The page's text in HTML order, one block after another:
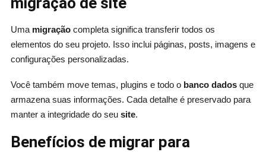
Uma migraçãocompleta significa transferir todos os
elementos do seu projeto. Isso inclui páginas, posts, imagens e
configurações personalizadas.
Você também move temas, plugins e todo o banco dadosque
armazena suas informações. Cada detalhe é preservado para
manter a integridade do seu site.
Benefícios de migrar para